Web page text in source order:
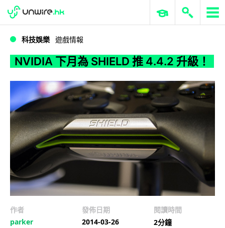
NVIDIA 下月為 SHIELD 推 4.4.2 升級！
WWDC 2026 ERP 與商業 AI
科技娛樂 遊戲情報
NVIDIA 下月為 SHIELD 推 4.4.2 升級！
作者
parker
發佈日期
2014-03-26
閱讀時間
2分鐘